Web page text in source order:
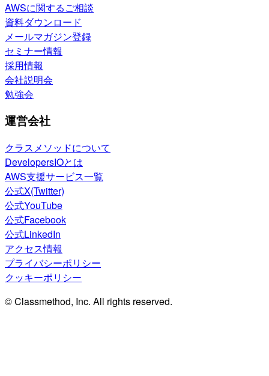
AWSに関するご相談
資料ダウンロード
メールマガジン登録
セミナー情報
採用情報
会社説明会
勉強会
運営会社
クラスメソッドについて
DevelopersIOとは
AWS支援サービス一覧
公式X(Twitter)
公式YouTube
公式Facebook
公式LinkedIn
アクセス情報
プライバシーポリシー
クッキーポリシー
© Classmethod, Inc. All rights reserved.